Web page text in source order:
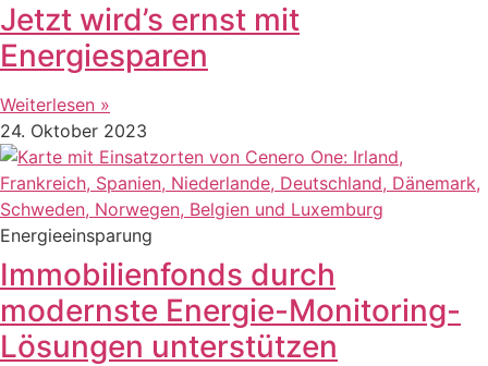
Jetzt wird’s ernst mit
Energiesparen
Weiterlesen »
24. Oktober 2023
Energieeinsparung
Immobilienfonds durch
modernste Energie-Monitoring-
Lösungen unterstützen